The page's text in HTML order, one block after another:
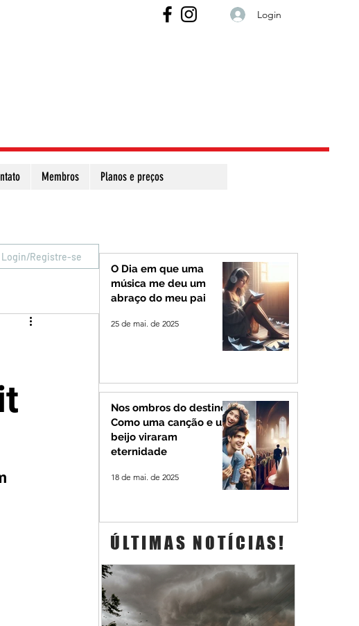
Login
Membros Planos e preços
Login/Registre-se
O Dia em que uma
música me deu um
abraço do meu pai
25 de mai. de 2025
Nos ombros do destino:
Como uma canção e um
beijo viraram
eternidade
18 de mai. de 2025
ÚLTIMAS NOTÍCIAS!